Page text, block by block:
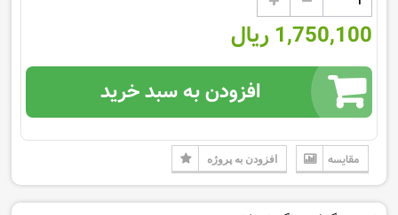
1,750,100 ریال
افزودن به سبد خرید
مقایسه افزودن به پروژه